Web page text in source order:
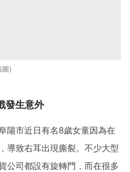
發生意外
陽市近日有名8歲女童因為在
導致右耳出現撕裂。不少大型
公司都設有旋轉門，而在很多